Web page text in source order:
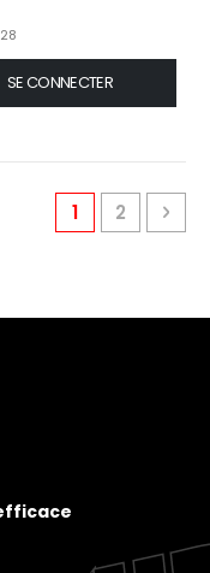
SE CONNECTER
Page
You're
1 Page
2